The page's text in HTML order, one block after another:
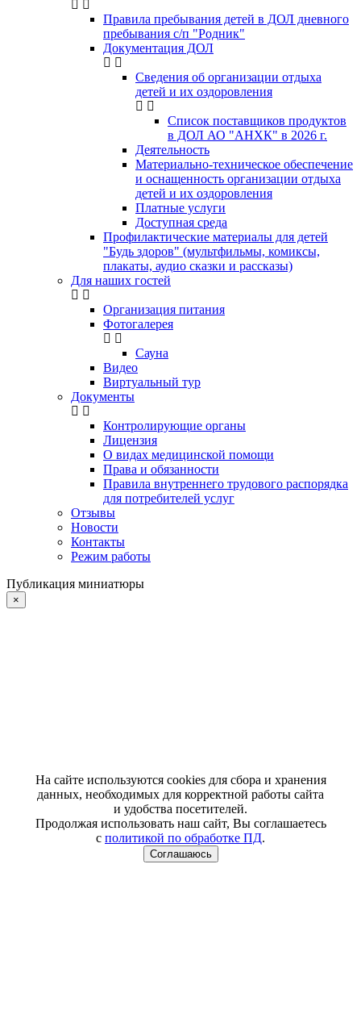
Правила пребывания детей в ДОЛ дневного
пребывания с/п "Родник"
Документация ДОЛ
Сведения об организации отдыха
детей и их оздоровления
Список поставщиков продуктов
в ДОЛ АО "АНХК" в 2026 г.
Деятельность
Материально-техническое обеспечение
и оснащенность организации отдыха
детей и их оздоровления
Платные услуги
Доступная среда
Профилактические материалы для детей
"Будь здоров" (мультфильмы, комиксы,
плакаты, аудио сказки и рассказы)
Для наших гостей
Организация питания
Фотогалерея
Сауна
Видео
Виртуальный тур
Документы
Контролирующие органы
Лицензия
О видах медицинской помощи
Права и обязанности
Правила внутреннего трудового распорядка
для потребителей услуг
Отзывы
Новости
Контакты
Режим работы
Публикация миниатюры
×
На сайте используются cookies для сбора и хранения
данных, необходимых для корректной работы сайта
и удобства посетителей.
Продолжая использовать наш сайт, Вы соглашаетесь
с политикой по обработке ПД.
Соглашаюсь